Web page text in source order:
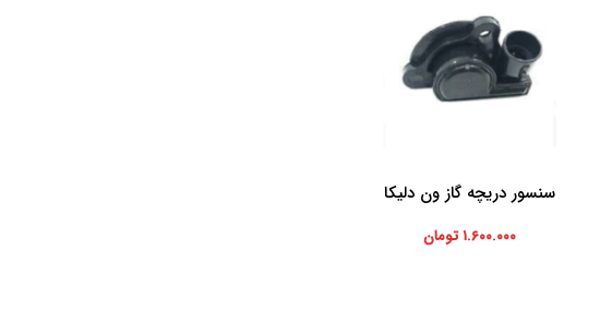
افزودن به سبد خرید
سنسور دریچه گاز ون دلیکا
۱.۶۰۰.۰۰۰تومان